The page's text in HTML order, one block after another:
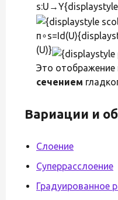
(U)}
Это отображение
сечением
Вариации и
Слоение
Суперрасслоение
Градуированное